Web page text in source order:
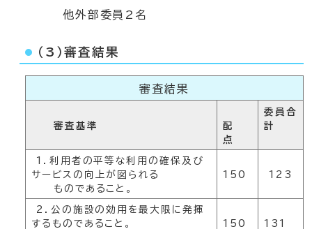
他外部委員2名
（3）審査結果
審査結果
審査基準
配
点
委員合
計
1．利用者の平等な利用の確保及び
サービスの向上が図られる
ものであること。
150 123
2．公の施設の効用を最大限に発揮
するものであること。
150 131